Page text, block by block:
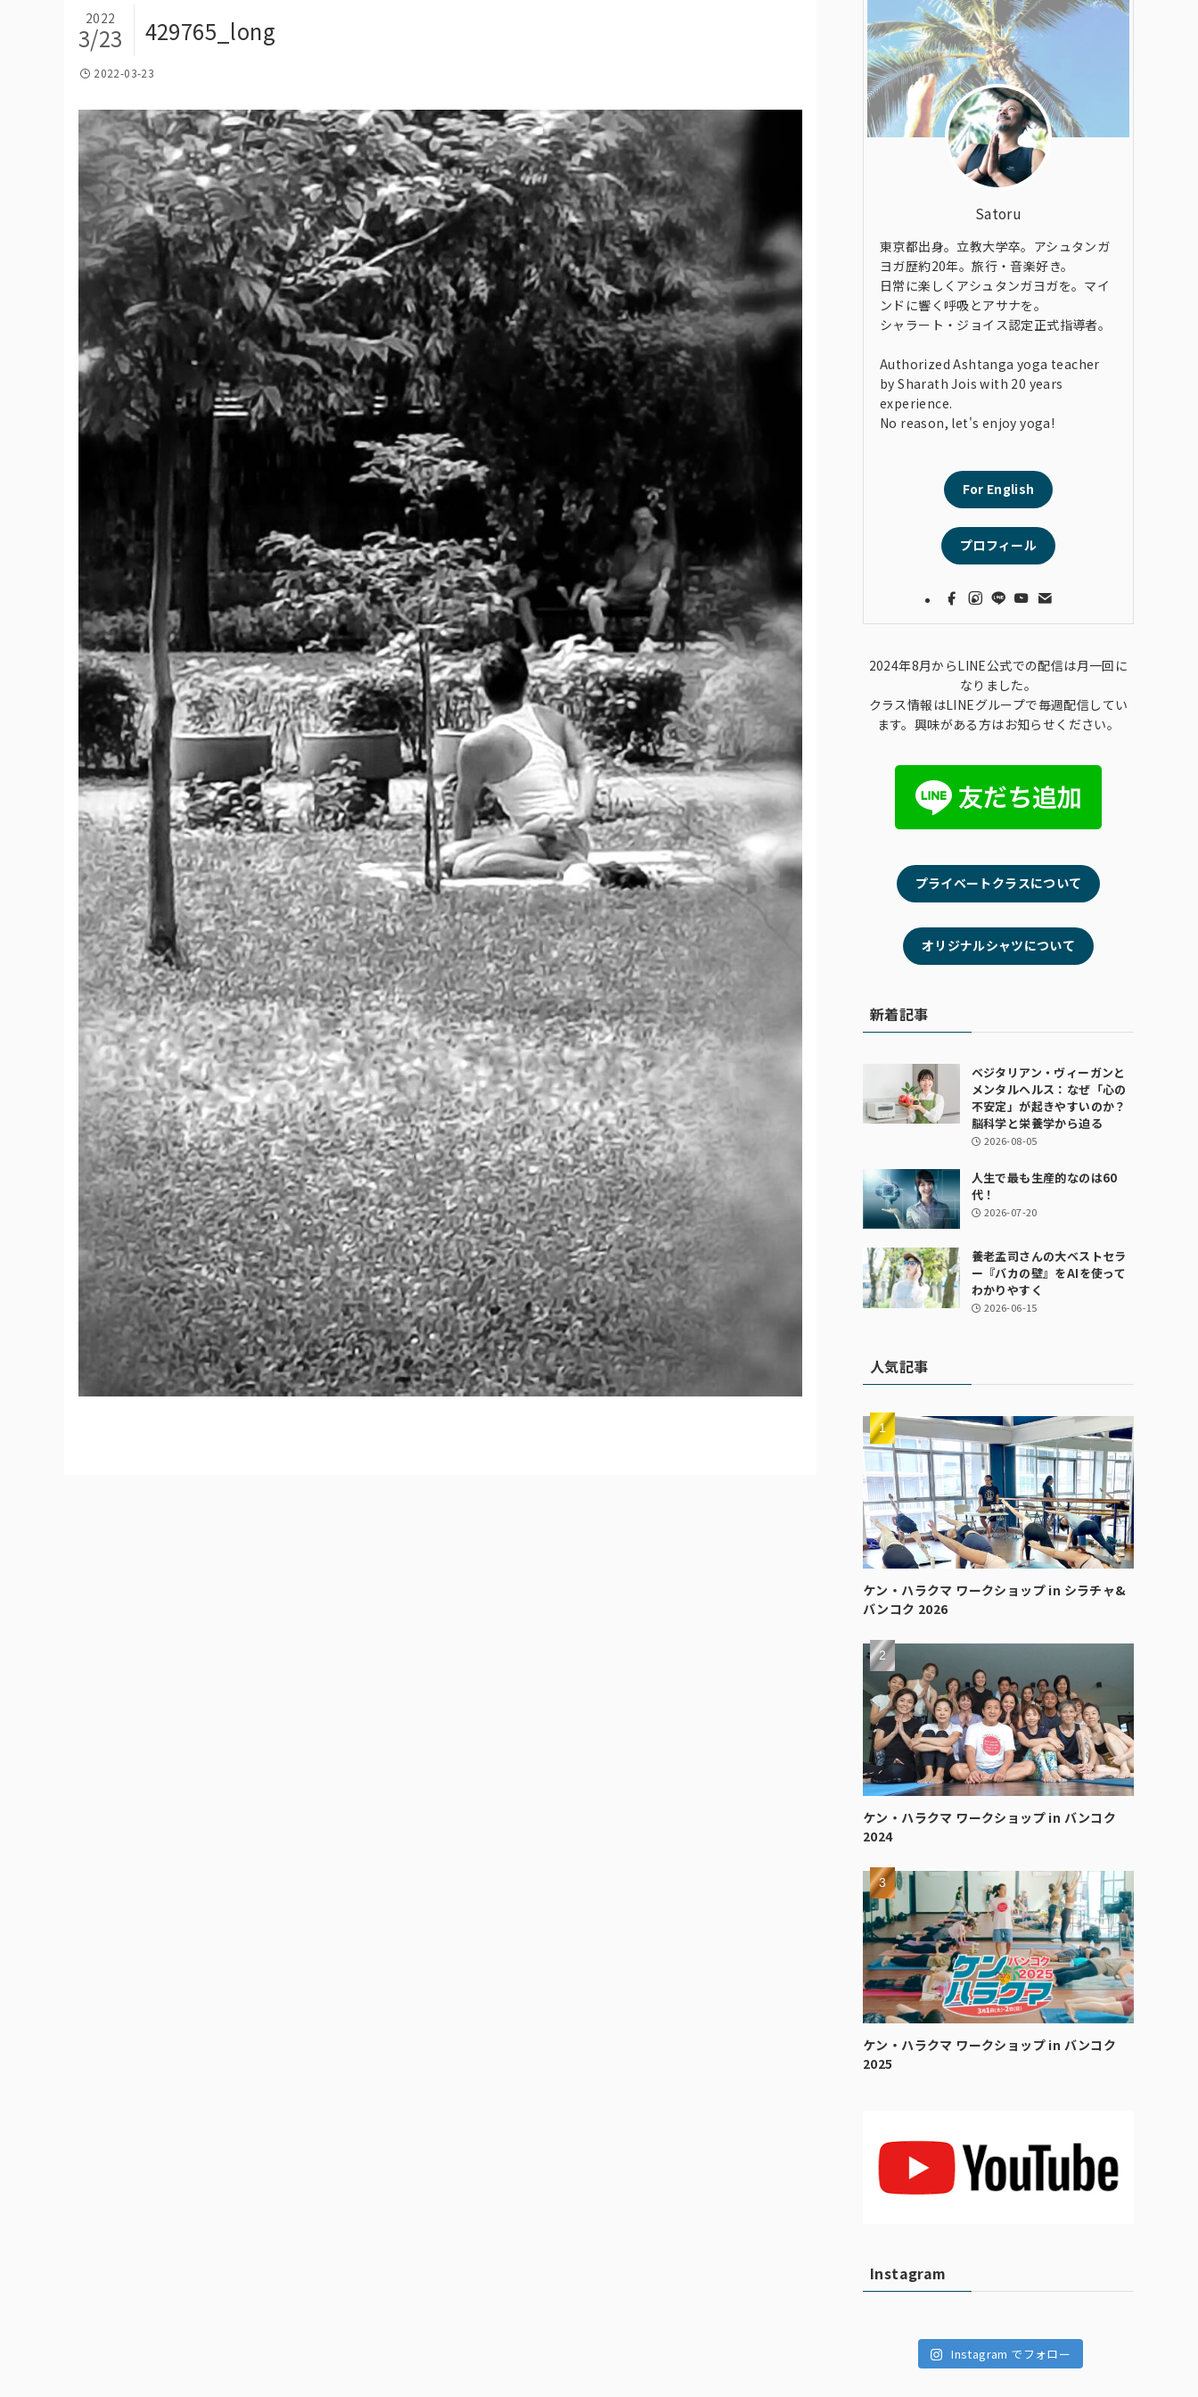
429765_long
2022
3/23
2022-03-23
Satoru
東京都出身。立教大学卒。アシュタンガ
ヨガ歴約20年。旅行・音楽好き。
日常に楽しくアシュタンガヨガを。マイ
ンドに響く呼吸とアサナを。
シャラート・ジョイス認定正式指導者。
Authorized Ashtanga yoga teacher
by Sharath Jois with 20 years
experience.
No reason, let's enjoy yoga!
For English
プロフィール
2024年8月からLINE公式での配信は月一回に
なりました。
クラス情報はLINEグループで毎週配信してい
ます。興味がある方はお知らせください。
プライベートクラスについて
オリジナルシャツについて
新着記事
ベジタリアン・ヴィーガンと
メンタルヘルス：なぜ「心の
不安定」が起きやすいのか？
脳科学と栄養学から迫る
2026-08-05
人生で最も生産的なのは60
代！
2026-07-20
養老孟司さんの大ベストセラ
ー『バカの壁』をAIを使って
わかりやすく
2026-06-15
人気記事
ケン・ハラクマ ワークショップ in シラチャ&
バンコク 2026
ケン・ハラクマ ワークショップ in バンコク
2024
ケン・ハラクマ ワークショップ in バンコク
2025
Instagram
Instagram でフォロー